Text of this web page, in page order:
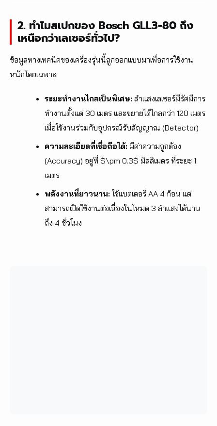
2. ทำไมสเปกของ Bosch GLL3-80 ถึง
เหนือกว่าเลเซอร์ทั่วไป?
ข้อมูลทางเทคนิคของเครื่องรุ่นนี้ถูกออกแบบมาเพื่อการใช้งาน
หนักโดยเฉพาะ:
ระยะทำงานไกลเป็นพิเศษ: ลำแสงเลเซอร์มีรัศมีการ
ทำงานตั้งแต่ 30 เมตร และขยายได้ไกลกว่า 120 เมตร
เมื่อใช้งานร่วมกับอุปกรณ์รับสัญญาณ (Detector)
ความละเอียดที่เชื่อถือได้: มีค่าความถูกต้อง
(Accuracy) อยู่ที่ $\pm 0.3$ มิลลิเมตร ที่ระยะ 1
เมตร
พลังงานที่ยาวนาน:ใช้แบตเตอรี่ AA 4 ก้อน แต่
สามารถเปิดใช้งานต่อเนื่องในโหมด 3 ลำแสงได้นาน
ถึง 4 ชั่วโมง